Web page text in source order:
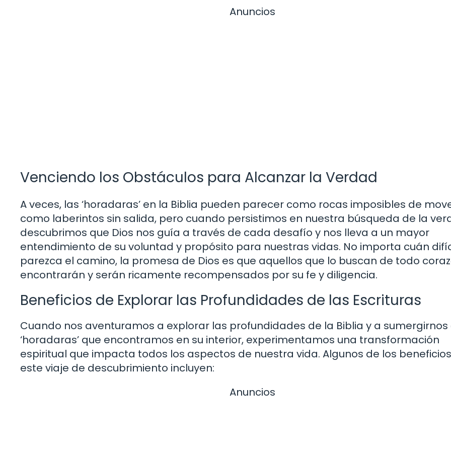
Anuncios
Venciendo los Obstáculos para Alcanzar la Verdad
A veces, las ‘horadaras’ en la Biblia pueden parecer como rocas imposibles de
como laberintos sin salida, pero cuando persistimos en nuestra búsqueda de la
descubrimos que Dios nos guía a través de cada desafío y nos lleva a un mayor
entendimiento de su voluntad y propósito para nuestras vidas. No importa cuán
parezca el camino, la promesa de Dios es que aquellos que lo buscan de todo
encontrarán y serán ricamente recompensados por su fe y diligencia.
Beneficios de Explorar las Profundidades de las Escrituras
Cuando nos aventuramos a explorar las profundidades de la Biblia y a sumergirnos
‘horadaras’ que encontramos en su interior, experimentamos una transformación
espiritual que impacta todos los aspectos de nuestra vida. Algunos de los
este viaje de descubrimiento incluyen:
Anuncios